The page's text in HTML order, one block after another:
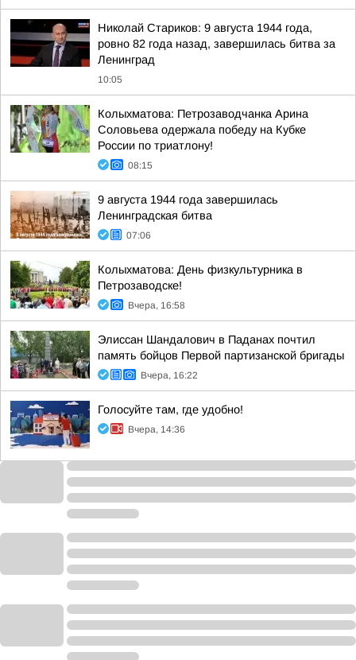
Николай Стариков: 9 августа 1944 года,
ровно 82 года назад, завершилась битва за
Ленинград
10:05
Колыхматова: Петрозаводчанка Арина
Соловьева одержала победу на Кубке
России по триатлону!
08:15
9 августа 1944 года завершилась
Ленинградская битва
07:06
Колыхматова: День физкультурника в
Петрозаводске!
Вчера, 16:58
Элиссан Шандалович в Паданах почтил
память бойцов Первой партизанской бригады
Вчера, 16:22
Голосуйте там, где удобно!
Вчера, 14:36